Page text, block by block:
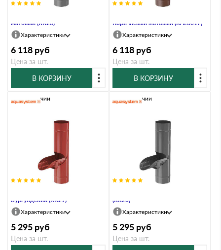
матовый (RR23)
Характеристики
6 118 руб
Цена за шт.
В КОРЗИНУ
Коричневый матовый (RAL8017)
Характеристики
6 118 руб
Цена за шт.
В КОРЗИНУ
Бургундский (RR29)
В наличии
Характеристики
5 295 руб
Цена за шт.
(RR23)
В наличии
Характеристики
5 295 руб
Цена за шт.